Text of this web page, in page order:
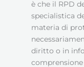
è che il RPD
specialistica
materia di
diritto o in